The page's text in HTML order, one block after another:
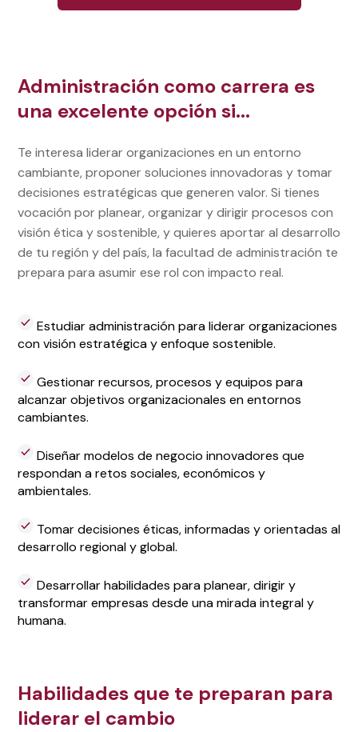
Administración como carrera es
una excelente opción si...
Te interesa liderar organizaciones en un entorno
cambiante, proponer soluciones innovadoras y tomar
decisiones estratégicas que generen valor. Si tienes
vocación por planear, organizar y dirigir procesos con
visión ética y sostenible, y quieres aportar al desarrollo
de tu región y del país, la facultad de administración te
prepara para asumir ese rol con impacto real.
Estudiar administración para liderar organizaciones
con visión estratégica y enfoque sostenible.
Gestionar recursos, procesos y equipos para
alcanzar objetivos organizacionales en entornos
cambiantes.
Diseñar modelos de negocio innovadores que
respondan a retos sociales, económicos y
ambientales.
Tomar decisiones éticas, informadas y orientadas al
desarrollo regional y global.
Desarrollar habilidades para planear, dirigir y
transformar empresas desde una mirada integral y
humana.
Habilidades que te preparan para
liderar el cambio